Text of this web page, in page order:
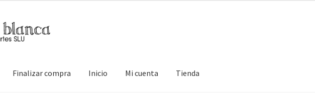
Finalizar compra Inicio Mi cuenta Tienda